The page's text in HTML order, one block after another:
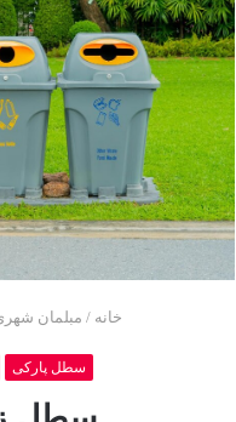
خانه / مبلمان
سطل پارکی